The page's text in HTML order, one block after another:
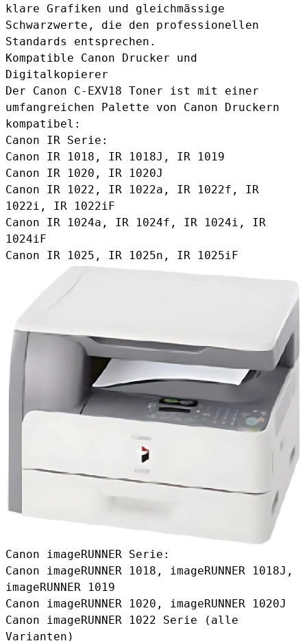
klare Grafiken und gleichmässige
Schwarzwerte, die den professionellen
Standards entsprechen.
Kompatible Canon Drucker und
Digitalkopierer
Der Canon C-EXV18 Toner ist mit einer
umfangreichen Palette von Canon Druckern
kompatibel:
Canon IR Serie:
Canon IR 1018, IR 1018J, IR 1019
Canon IR 1020, IR 1020J
Canon IR 1022, IR 1022a, IR 1022f, IR
1022i, IR 1022iF
Canon IR 1024a, IR 1024f, IR 1024i, IR
1024iF
Canon IR 1025, IR 1025n, IR 1025iF
Canon imageRUNNER Serie:
Canon imageRUNNER 1018, imageRUNNER 1018J,
imageRUNNER 1019
Canon imageRUNNER 1020, imageRUNNER 1020J
Canon imageRUNNER 1022 Serie (alle
Varianten)